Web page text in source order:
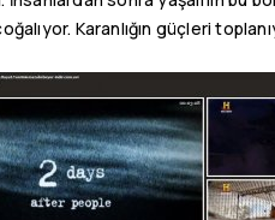
Karanlığın güçleri